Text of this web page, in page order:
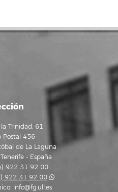
Trinidad, 61
Postal 456
de La Laguna
- España
922 31 92 00
922 31 92 00
info@fg.ull.es